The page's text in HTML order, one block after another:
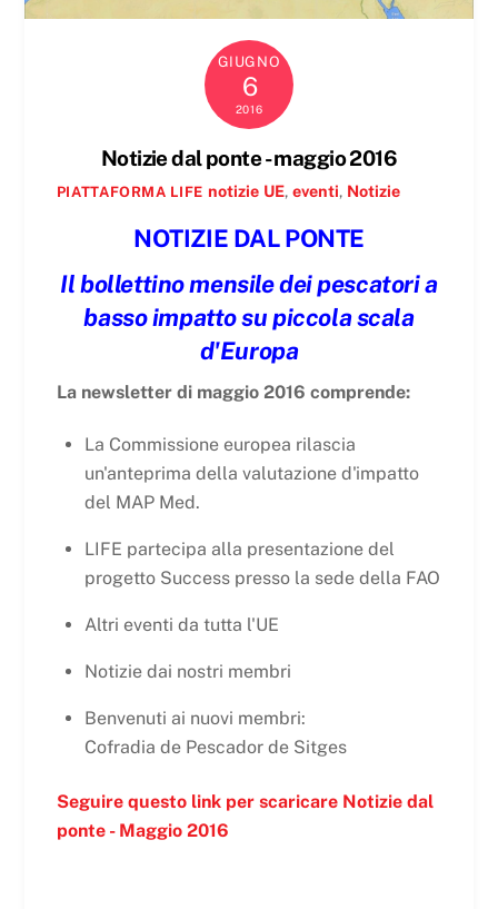
GIUGNO
6
2016
Notizie dal ponte - maggio 2016
PIATTAFORMA LIFE notizie UE, eventi, Notizie
NOTIZIE DAL PONTE
Il bollettino mensile dei pescatori a
basso impatto su piccola scala
d'Europa
La newsletter di maggio 2016 comprende:
La Commissione europea rilascia
un'anteprima della valutazione d'impatto
del MAP Med.
LIFE partecipa alla presentazione del
progetto Success presso la sede della FAO
Altri eventi da tutta l'UE
Notizie dai nostri membri
Benvenuti ai nuovi membri:
Cofradia de Pescador de Sitges
Seguire questo link per scaricare Notizie dal
ponte - Maggio 2016